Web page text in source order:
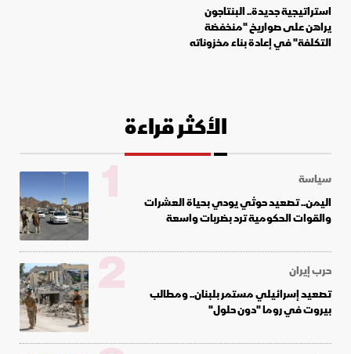
استراتيجية جديدة.. البنتاجون
يراهن على صواريخ "منخفضة
التكلفة" في إعادة بناء مخزوناته
الأكثر قراءة
سياسة
اليمن.. تصعيد حوثي يودي بحياة العشرات
والقوات الحكومية ترد بضربات واسعة
1
حرب إيران
تصعيد إسرائيلي مستمر بلبنان.. ومطالب
بيروت في روما "دون حلول"
2